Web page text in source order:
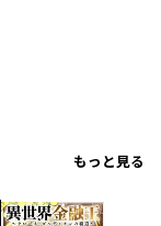
もっと見る